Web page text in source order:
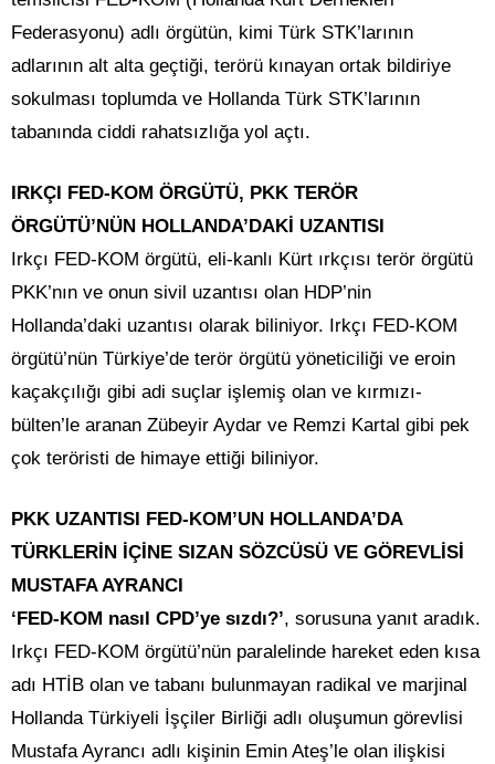
Federasyonu) adlı örgütün, kimi Türk STK’larının
adlarının alt alta geçtiği, terörü kınayan ortak bildiriye
sokulması toplumda ve Hollanda Türk STK’larının
tabanında ciddi rahatsızlığa yol açtı.
IRKÇI FED-KOM ÖRGÜTÜ, PKK TERÖR
ÖRGÜTÜ’NÜN HOLLANDA’DAKİ UZANTISI
Irkçı FED-KOM örgütü, eli-kanlı Kürt ırkçısı terör örgütü
PKK’nın ve onun sivil uzantısı olan HDP’nin
Hollanda’daki uzantısı olarak biliniyor. Irkçı FED-KOM
örgütü’nün Türkiye’de terör örgütü yöneticiliği ve eroin
kaçakçılığı gibi adi suçlar işlemiş olan ve kırmızı-
bülten’le aranan Zübeyir Aydar ve Remzi Kartal gibi pek
çok teröristi de himaye ettiği biliniyor.
PKK UZANTISI FED-KOM’UN HOLLANDA’DA
TÜRKLERİN İÇİNE SIZAN SÖZCÜSÜ VE GÖREVLİSİ
MUSTAFA AYRANCI
‘FED-KOM nasıl CPD’ye sızdı?’, sorusuna yanıt aradık.
Irkçı FED-KOM örgütü’nün paralelinde hareket eden kısa
adı HTİB olan ve tabanı bulunmayan radikal ve marjinal
Hollanda Türkiyeli İşçiler Birliği adlı oluşumun görevlisi
Mustafa Ayrancı adlı kişinin Emin Ateş’le olan ilişkisi